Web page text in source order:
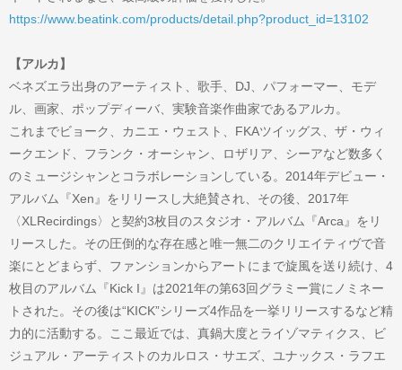
https://www.beatink.com/products/detail.php?product_id=13102
【アルカ】
ベネズエラ出身のアーティスト、歌手、DJ、パフォーマー、モデ
ル、画家、ポップディーバ、実験音楽作曲家であるアルカ。
これまでビョーク、カニエ・ウェスト、FKAツイッグス、ザ・ウィ
ークエンド、フランク・オーシャン、ロザリア、シーアなど数多く
のミュージシャンとコラボレーションしている。2014年デビュー・
アルバム『Xen』をリリースし大絶賛され、その後、2017年
〈XLRecirdings〉と契約3枚目のスタジオ・アルバム『Arca』をリ
リースした。その圧倒的な存在感と唯一無二のクリエイティヴで音
楽にとどまらず、ファンションからアートにまで旋風を送り続け、4
枚目のアルバム『Kick I』は2021年の第63回グラミー賞にノミネー
トされた。その後は“KICK”シリーズ4作品を一挙リリースするなど精
力的に活動する。ここ最近では、真鍋大度とライゾマティクス、ビ
ジュアル・アーティストのカルロス・サエズ、ユナックス・ラフエ